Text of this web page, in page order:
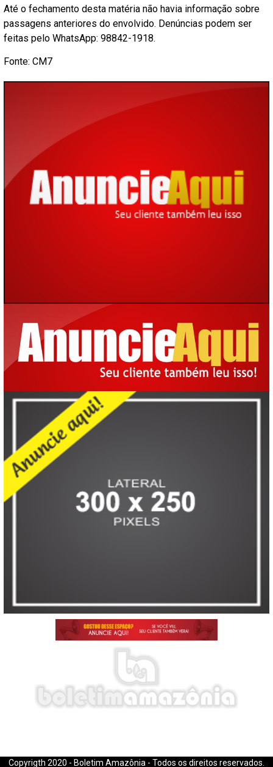
Até o fechamento desta matéria não havia informação sobre
passagens anteriores do envolvido. Denúncias podem ser
feitas pelo WhatsApp: 98842-1918.
Fonte: CM7
Copyrigth 2020 - Boletim Amazônia - Todos os direitos reservados.